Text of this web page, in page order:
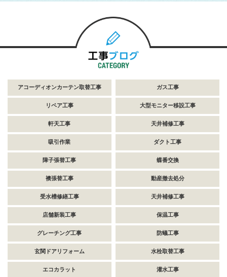
アコーディオンカーテン取替工事 ガス工事
リペア工事 大型モニター移設工事
軒天工事 天井補修工事
吸引作業 ダクト工事
障子張替工事 蝶番交換
襖張替工事 動産撤去処分
受水槽修繕工事 天井補修工事
店舗新装工事 保温工事
グレーチング工事 防蟻工事
玄関ドアリフォーム 水栓取替工事
エコカラット 灌水工事